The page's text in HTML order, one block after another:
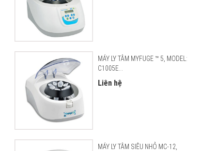
MÁY LY TÂM MYFUGE ™ 5, MODEL:
C1005E...
Liên hệ
MÁY LY TÂM SIÊU NHỎ MC-12,